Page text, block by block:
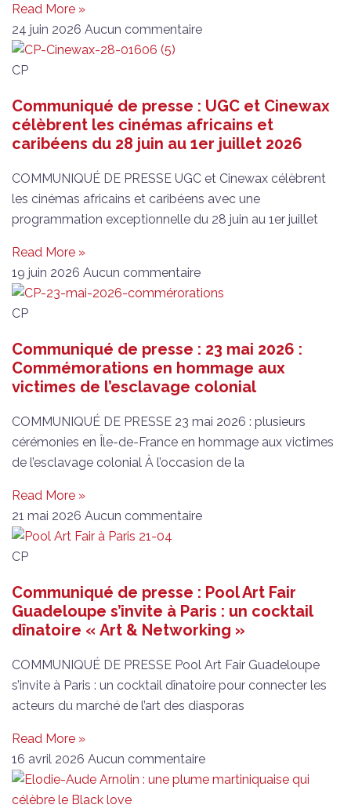
Read More »
24 juin 2026 Aucun commentaire
CP
Communiqué de presse : UGC et Cinewax
célèbrent les cinémas africains et
caribéens du 28 juin au 1er juillet 2026
COMMUNIQUÉ DE PRESSE UGC et Cinewax célèbrent
les cinémas africains et caribéens avec une
programmation exceptionnelle du 28 juin au 1er juillet
Read More »
19 juin 2026 Aucun commentaire
CP
Communiqué de presse : 23 mai 2026 :
Commémorations en hommage aux
victimes de l’esclavage colonial
COMMUNIQUÉ DE PRESSE 23 mai 2026 : plusieurs
cérémonies en Île-de-France en hommage aux victimes
de l’esclavage colonial À l’occasion de la
Read More »
21 mai 2026 Aucun commentaire
CP
Communiqué de presse : Pool Art Fair
Guadeloupe s’invite à Paris : un cocktail
dînatoire « Art & Networking »
COMMUNIQUÉ DE PRESSE Pool Art Fair Guadeloupe
s’invite à Paris : un cocktail dînatoire pour connecter les
acteurs du marché de l’art des diasporas
Read More »
16 avril 2026 Aucun commentaire